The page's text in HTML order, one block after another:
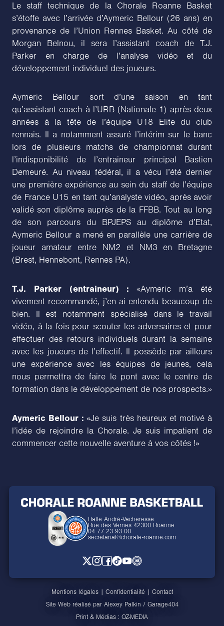
Le staff technique de la Chorale Roanne Basket
s’étoffe avec l’arrivée d’Aymeric Bellour (26 ans) en
provenance de l’Union Rennes Basket. Au côté de
Morgan Belnou, il sera l’assistant coach de T.J.
Parker en charge de l’analyse vidéo et du
développement individuel des joueurs.
Aymeric Bellour sort d’une saison en tant
qu’assistant coach à l’URB (Nationale 1) après deux
années à la tête de l’équipe U18 Elite du club
rennais. Il a notamment assuré l’intérim sur le banc
lors de plusieurs matchs de championnat durant
l’indisponibilité de l’entraineur principal Bastien
Demeuré. Au niveau fédéral, il a vécu l’été dernier
une première expérience au sein du staff de l’équipe
de France U15 en tant qu’analyste vidéo, après avoir
validé son diplôme auprès de la FFBB. Tout au long
de son parcours du BPJEPS au diplôme d’Etat,
Aymeric Bellour a mené en parallèle une carrière de
joueur amateur entre NM2 et NM3 en Bretagne
(Brest, Hennebont, Rennes PA).
T.J. Parker (entraineur) : «Aymeric m’a été
vivement recommandé, j’en ai entendu beaucoup de
bien. Il est notamment spécialisé dans le travail
vidéo, à la fois pour scouter les adversaires et pour
effectuer des retours individuels durant la semaine
avec les joueurs de l’effectif. Il possède par ailleurs
une expérience avec les équipes de jeunes, cela
nous permettra de faire le pont avec le centre de
formation dans le développement de nos prospects.»
Aymeric Bellour : «Je suis très heureux et motivé à
l’idée de rejoindre la Chorale. Je suis impatient de
commencer cette nouvelle aventure à vos côtés !»
Halle André-Vacheresse
Rue des Vernes 42300 Roanne
04 77 23 93 00
secretariat@chorale-roanne.com
Mentions légales| Confidentialité | Contact
Site Web réalisé par Alexey Palkin / Garage404
Print & Médias : OZ-MEDIA